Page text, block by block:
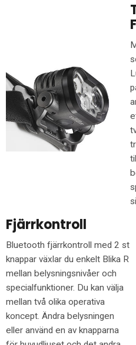
Fjärrkontroll
Bluetooth fjärrkontroll med 2 st
knappar växlar du enkelt Blika R
mellan belysningsnivåer och
specialfunktioner. Du kan välja
mellan två olika operativa
koncept. Ändra belysningen
eller använd en av knapparna